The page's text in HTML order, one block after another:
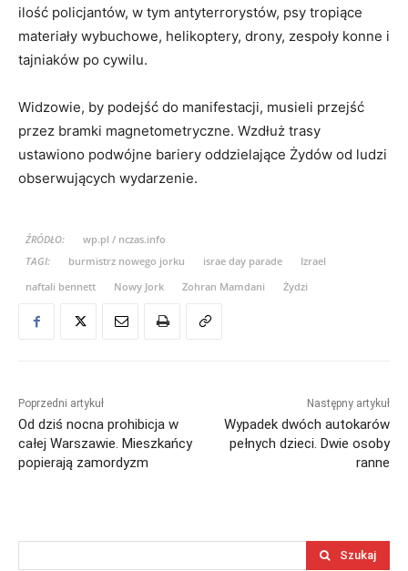
ilość policjantów, w tym antyterrorystów, psy tropiące
materiały wybuchowe, helikoptery, drony, zespoły konne i
tajniaków po cywilu.
Widzowie, by podejść do manifestacji, musieli przejść
przez bramki magnetometryczne. Wzdłuż trasy
ustawiono podwójne bariery oddzielające Żydów od ludzi
obserwujących wydarzenie.
ŹRÓDŁO:
wp.pl / nczas.info
TAGI:
burmistrz nowego jorku israe day parade
Izrael
naftali bennett
Nowy Jork Zohran Mamdani Żydzi
Poprzedni artykuł
Od dziś nocna prohibicja w
całej Warszawie. Mieszkańcy
popierają zamordyzm
Następny artykuł
Wypadek dwóch autokarów
pełnych dzieci. Dwie osoby
ranne
Szukaj